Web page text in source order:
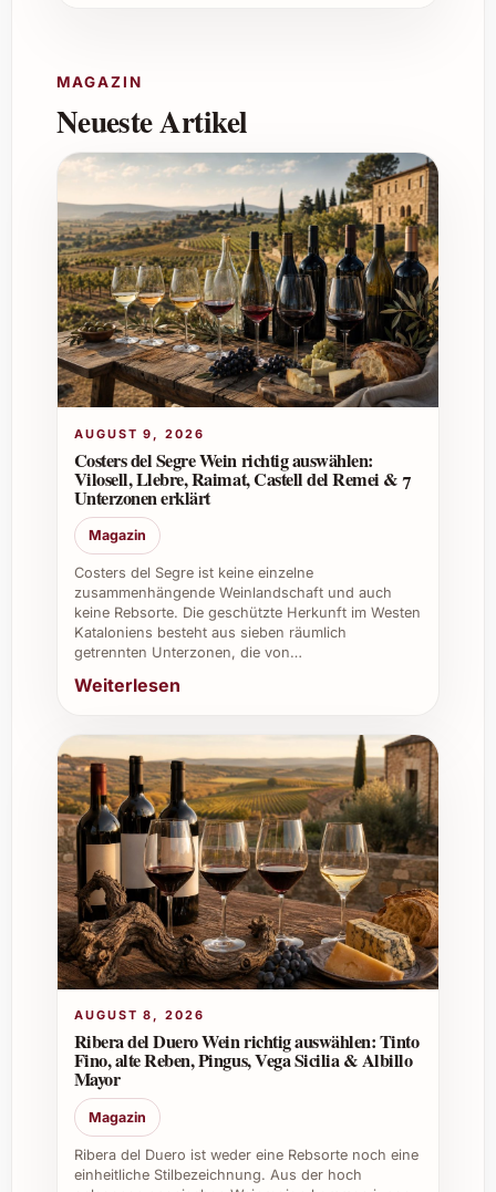
für ihre hervorragenden Rotweine bekannt ist.
7. Welche Trinkgelegenheit eignet sich
besonders für diesen Wein?
Ideal für festliche Anlässe, Jubiläen, stilvolle
Dinner oder um Freunden und Familie eine
besondere Freude zu bereiten.
8. Kann man Tenuta Luce La Vite Lucente
2022 auch gut zu Geschenken
kombinieren?
Ja, er lässt sich hervorragend mit
kulinarischen Genüssen wie hochwertigen
Olivenölen, Feinkost oder edlem Geschirr
kombinieren und ergibt ein elegantes
Geschenkset.
Tipps und Vorteile für den vielseitigen
Einsatz
Tenuta Luce La Vite Lucente 2022 ist ein
echter Allrounder, der sowohl im privaten als
beeindruckende Figur macht.
Private Feiern:Veredelt festliche
Anlässe von Weihnachten über Silvester
bis zu Sommerfesten und
Geburtstagsfeiern.
Catering und Gastronomie:Perfekte
Ergänzung auf Weinkarten, bietet
anspruchsvollen Gästen einen
unvergesslichen Geschmack.
Firmenanlässe:Ideal als Geschenk für
Geschäftspartner oder zum Empfang bei
Firmenevents und Jubiläen.
Weinkeller:Aufgrund seines
Lagerpotenzials eine wertvolle
Ergänzung für Weinliebhaber und
Sammler.
MAGAZIN
Neueste Artikel
AUGUST 9, 2026
Costers del Segre Wein richtig auswählen:
Vilosell, Llebre, Raimat, Castell del Remei & 7
Unterzonen erklärt
Magazin
Costers del Segre ist keine einzelne
zusammenhängende Weinlandschaft und auch
keine Rebsorte. Die geschützte Herkunft im Westen
Kataloniens besteht aus sieben räumlich
getrennten Unterzonen, die von…
Weiterlesen
AUGUST 8, 2026
Ribera del Duero Wein richtig auswählen: Tinto
Fino, alte Reben, Pingus, Vega Sicilia & Albillo
Mayor
Magazin
Ribera del Duero ist weder eine Rebsorte noch eine
einheitliche Stilbezeichnung. Aus der hoch